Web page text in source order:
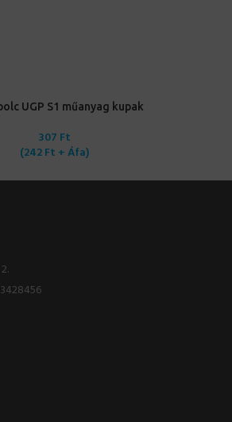
UGP S1 műanyag kupak
307 Ft
(242Ft + Áfa)